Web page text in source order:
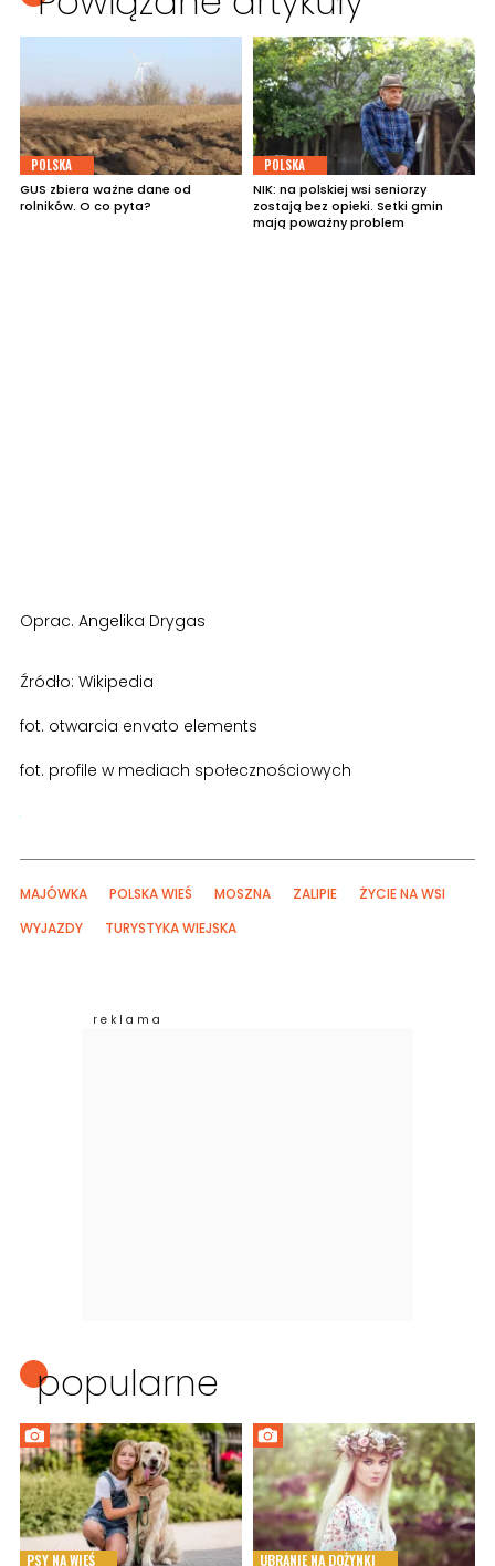
POLSKA
GUS zbiera ważne dane od
rolników. O co pyta?
POLSKA
NIK: na polskiej wsi seniorzy
zostają bez opieki. Setki gmin
mają poważny problem
Oprac. Angelika Drygas
Źródło: Wikipedia
fot. otwarcia envato elements
fot. profile w mediach społecznościowych
MAJÓWKA POLSKA WIEŚ MOSZNA ZALIPIE
ŻYCIE NA WSI
WYJAZDY
TURYSTYKA WIEJSKA
popularne
PSY NA WIEŚ UBRANIE NA DOŻYNKI